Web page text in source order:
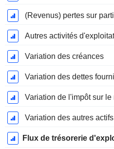
(Revenus) pertes sur
Autres activités
Variation des créances
Variation des dettes
Variation de l'impôt sur le
Variation des autres
Flux de trésorerie